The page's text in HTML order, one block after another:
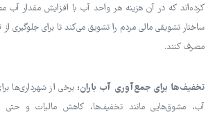
کرده‌اند که در آن هزینه هر واحد آب با افزایش مقدار آب
ساختار تشویقی مالی مردم را تشویق می‌کند تا برای جلوگیری
مصرف کنند.
تخفیف‌ها برای جمع‌آوری آب باران:برخی از شهرداری‌ها
آب، مشوق‌هایی مانند تخفیف‌ها، کاهش مالیات و حتی